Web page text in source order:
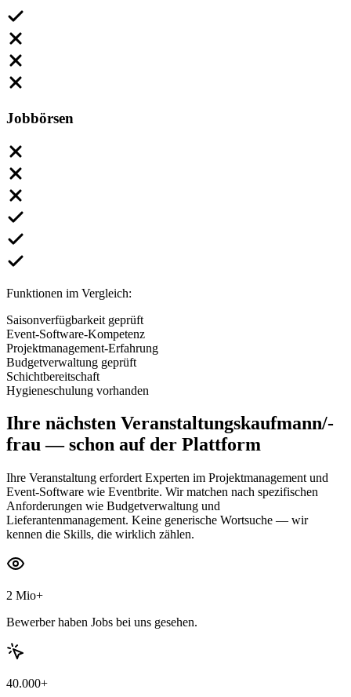
Jobbörsen
Funktionen im Vergleich:
Saisonverfügbarkeit geprüft
Event-Software-Kompetenz
Projektmanagement-Erfahrung
Budgetverwaltung geprüft
Schichtbereitschaft
Hygieneschulung vorhanden
Ihre nächsten Veranstaltungskaufmann/-
frau— schon auf der Plattform
Ihre Veranstaltung erfordert Experten im Projektmanagement und
Event-Software wie Eventbrite. Wir matchen nach spezifischen
Anforderungen wie Budgetverwaltung und
Lieferantenmanagement. Keine generische Wortsuche — wir
kennen die Skills, die wirklich zählen.
2 Mio+
Bewerber haben Jobs bei uns gesehen.
40.000+